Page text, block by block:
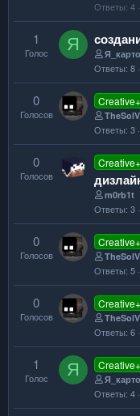
Ответы 4
1
Голос Я
Ответы 8
0
Голосов
Creative+
Ответы 3
0
Голосов
Creative+
m0rb1t
Ответы 3
0
Голосов
Creative+
Ответы 5
0
Голосов
Creative+
Ответы 6
1
Голос Я Creative+
Ответы 4